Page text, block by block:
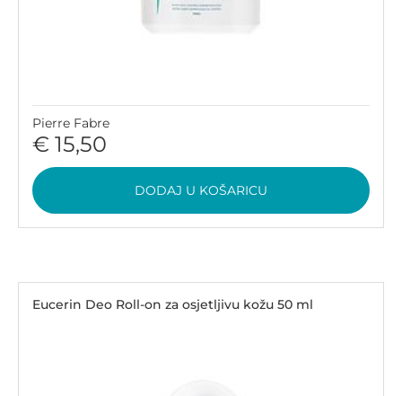
Pierre Fabre
€ 15,50
DODAJ U KOŠARICU
Eucerin Deo Roll-on za osjetljivu kožu 50 ml